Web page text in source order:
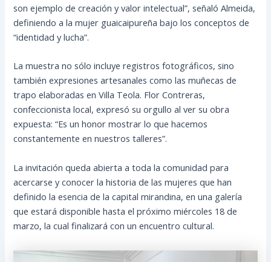
son ejemplo de creación y valor intelectual”, señaló Almeida,
definiendo a la mujer guaicaipureña bajo los conceptos de
“identidad y lucha”.
La muestra no sólo incluye registros fotográficos, sino
también expresiones artesanales como las muñecas de
trapo elaboradas en Villa Teola. Flor Contreras,
confeccionista local, expresó su orgullo al ver su obra
expuesta: “Es un honor mostrar lo que hacemos
constantemente en nuestros talleres”.
La invitación queda abierta a toda la comunidad para
acercarse y conocer la historia de las mujeres que han
definido la esencia de la capital mirandina, en una galería
que estará disponible hasta el próximo miércoles 18 de
marzo, la cual finalizará con un encuentro cultural.